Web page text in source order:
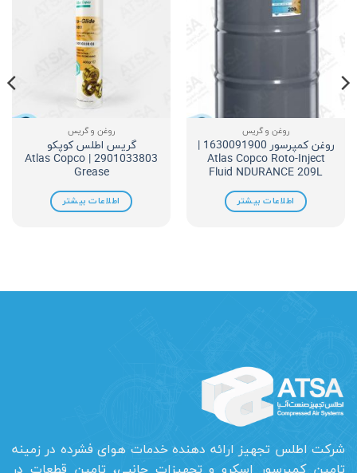
روغن و گریس
روغن کمپرسور 1630091900 |
Atlas Copco Roto-Inject
Fluid NDURANCE 209L
اطلاعات بیشتر
روغن و گریس
گریس اطلس کوپکو
2901033803 | Atlas Copco
Grease
اطلاعات بیشتر
شرکت اطلس تجهیز ارائه دهنده خدمات هوای فشرده در زمینه